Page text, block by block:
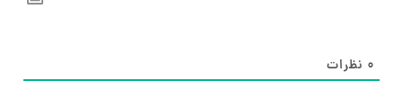
۰ نظرات